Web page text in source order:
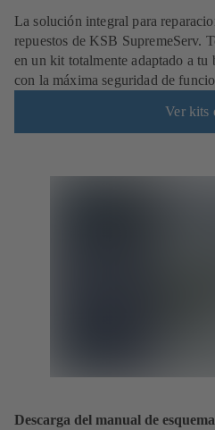
La solución integral para
repuestos de KSB SupremeServ.
en un kit totalmente adaptado a tu
con la máxima seguridad de
Ver kits
Descarga del manual de